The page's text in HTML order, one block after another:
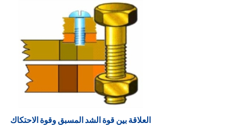
العلاقة بين قوة الشد المسبق وقوة الاحتكاك